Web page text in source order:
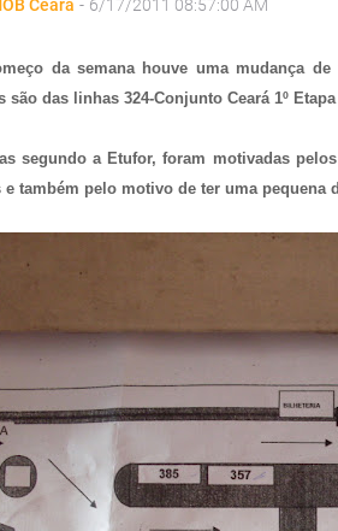
Ceará - 6/17/2011 08:57:00 AM
da semana houve uma mudança
são das linhas 324-Conjunto Ceará 1º
segundo a Etufor, foram motivadas
e também pelo motivo de ter uma pequena